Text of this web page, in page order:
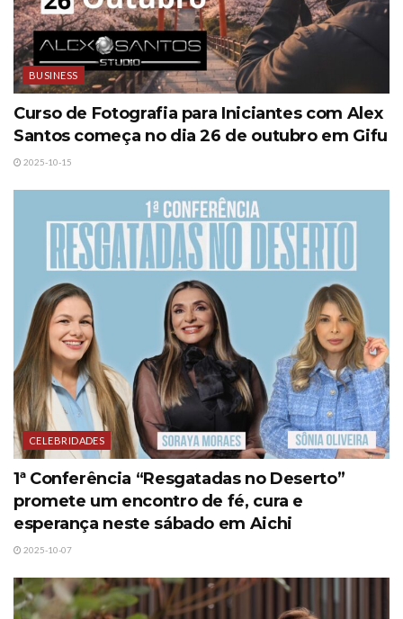
BUSINESS
Curso de Fotografia para Iniciantes com Alex
Santos começa no dia 26 de outubro em Gifu
2025-10-15
CELEBRIDADES
1ª Conferência “Resgatadas no Deserto”
promete um encontro de fé, cura e
esperança neste sábado em Aichi
2025-10-07